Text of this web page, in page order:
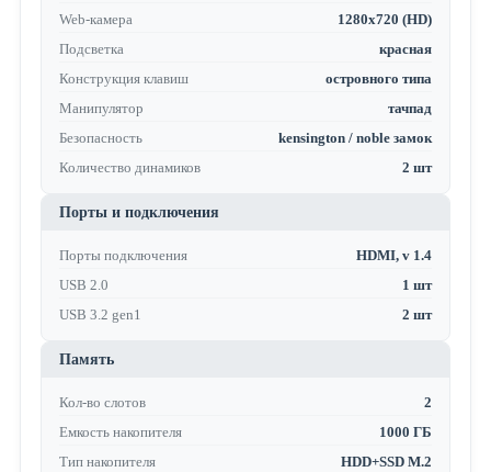
Web-камера
1280x720 (HD)
Подсветка
красная
Конструкция клавиш
островного типа
Манипулятор
тачпад
Безопасность
kensington / noble замок
Количество динамиков
2 шт
Порты и подключения
Порты подключения
HDMI, v 1.4
USB 2.0
1 шт
USB 3.2 gen1
2 шт
Память
Кол-во слотов
2
Емкость накопителя
1000 ГБ
Тип накопителя
HDD+SSD M.2